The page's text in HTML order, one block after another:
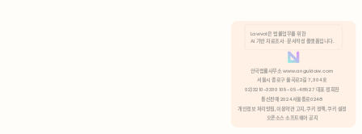
분석 쿠키 허용
Lawvot은 법률업무를 위한
AI 기반 자료조사 · 문서작성 플랫폼입니다.
안국법률사무소 www.anguklaw.com
서울시 종로구 율곡로2길 7, 304호
02)3210-3330 105-05-48527 대표 정희찬
통신판매 2024서울종로0248
개인정보 처리방침, 이용약관 고지, 쿠키 정책, 쿠키 설정
오픈소스 소프트웨어 공지